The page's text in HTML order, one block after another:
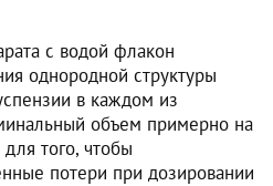
с водой флакон
однородной структуры
в каждом из
объем примерно на
того, чтобы
потери при дозировании